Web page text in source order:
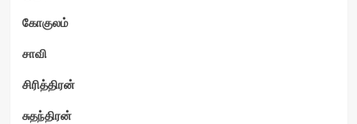
கோகுலம்
சாவி
சிரித்திரன்
சுதந்திரன்